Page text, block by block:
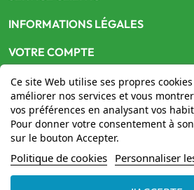
INFORMATIONS LÉGALES
VOTRE COMPTE
Ce site Web utilise ses propres
améliorer nos services et vous
vos préférences en analysant vos
Pour donner votre consentement à
sur le bouton Accepter.
Politique de cookies Personnaliser
www.mon-pharmacien-
par le Ministère de la Santépour la
médicaments. Vérifiez-le en cliquant